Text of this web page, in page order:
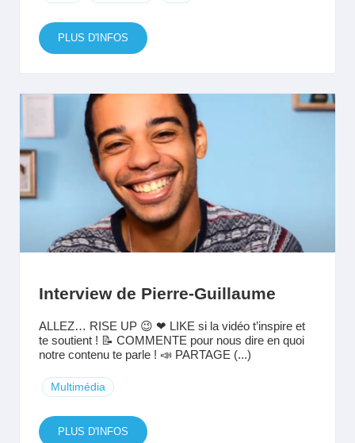
PLUS D'INFOS
Interview de Pierre-Guillaume
ALLEZ… RISE UP 😉 ❤ LIKE si la vidéo t’inspire et
te soutient ! 📝 COMMENTE pour nous dire en quoi
notre contenu te parle ! 📣 PARTAGE (...)
Multimédia
PLUS D'INFOS